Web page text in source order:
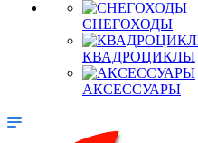
СНЕГОХОДЫ
КВАДРОЦИКЛЫ
АКСЕССУАРЫ